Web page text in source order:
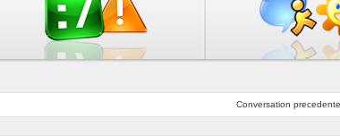
Conversation precedente